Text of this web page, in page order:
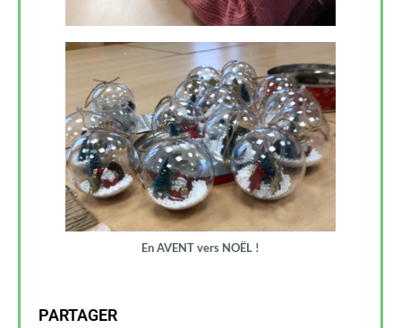
En AVENT vers NOËL !
PARTAGER